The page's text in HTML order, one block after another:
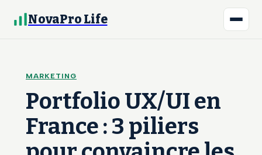
NovaPro Life
MARKETING
Portfolio UX/UI en
France : 3 piliers